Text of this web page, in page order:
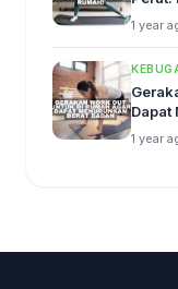
1 year
Dapat
1 year